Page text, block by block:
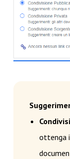
ottenga